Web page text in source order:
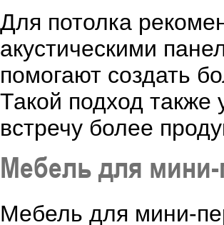
Для потолка
акустическими
помогают создать
Такой подход
встречу более
Мебель для
Мебель для мини-